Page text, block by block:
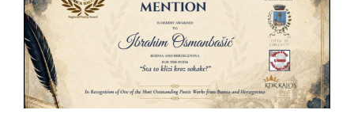
i
–
između
iluzije
i